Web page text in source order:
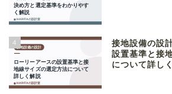
4
接地設備の設
設置基準と接
について詳し